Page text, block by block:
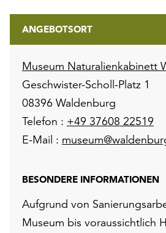
ANGEBOTSORT
Museum Naturalienkabinett
Geschwister-Scholl-Platz 1
08396 Waldenburg
Telefon : +49 37608 22519
E-Mail :
BESONDERE INFORMATIONEN
Aufgrund von
Museum bis voraussichtlich